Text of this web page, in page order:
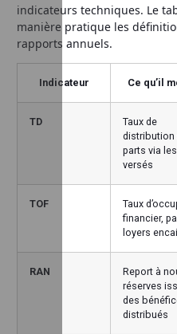
indicateurs techniques. Le
manière pratique les
rapports annuels.
Indicateur Ce qu’il
TD
Taux de
distribution
parts via
versés
TOF
Taux
financier,
loyers
RAN
Report à
réserves
des
distribués